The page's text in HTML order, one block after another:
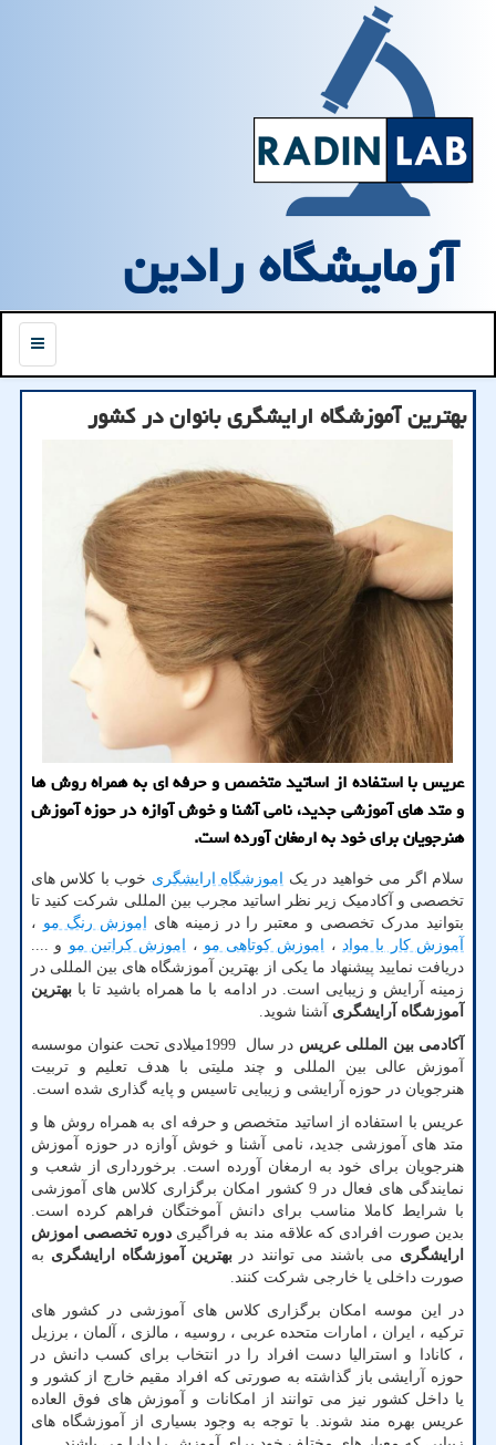
آزمایشگاه رادین
منو
بهترین آموزشگاه ارایشگری بانوان در كشور
عریس با استفاده از اساتید متخصص و حرفه ای به همراه روش ها
و متد های آموزشی جدید، نامی آشنا و خوش آوازه در حوزه آموزش
هنرجویان برای خود به ارمغان آورده است.
سلام اگر می خواهید در یک اموزشگاه ارایشگری خوب با کلاس های
تخصصی و آکادمیک زیر نظر اساتید مجرب بین المللی شرکت کنید تا
بتوانید مدرک تخصصی و معتبر را در زمینه های
اموزش رنگ مو ،
آموزش کار با مواد، اموزش کوتاهی مو ، اموزش کراتین مو و ....
دریافت نمایید پیشنهاد ما یکی از بهترین آموزشگاه های بین المللی در
زمینه آرایش و زیبایی است. در ادامه با ما همراه باشید تا با بهترین
آموزشگاه آرایشگری
آشنا شوید.
آکادمی بین المللی عریس در سال 1999میلادی تحت عنوان موسسه
آموزش عالی بین المللی و چند ملیتی با هدف تعلیم و تربیت
هنرجویان در حوزه آرایشی و زیبایی تاسیس و پایه گذاری شده است.
عریس با استفاده از اساتید متخصص و حرفه ای به همراه روش ها و
متد های آموزشی جدید، نامی آشنا و خوش آوازه در حوزه آموزش
هنرجویان برای خود به ارمغان آورده است. برخورداری از شعب و
نمایندگی های فعال در 9 کشور امکان برگزاری کلاس های آموزشی
با شرایط کاملا مناسب برای دانش آموختگان فراهم کرده است.
بدین صورت افرادی که علاقه مند به فراگیری دوره تخصصی اموزش
ارایشگری می باشند می توانند در بهترین آموزشگاه ارایشگری به
صورت داخلی یا خارجی شرکت کنند.
در این موسه امکان برگزاری کلاس های آموزشی در کشور های
ترکیه ، ایران ، امارات متحده عربی ، روسیه ، مالزی ، آلمان ، برزیل
، کانادا و استرالیا دست افراد را در انتخاب برای کسب دانش در
حوزه آرایشی باز گذاشته به صورتی که افراد مقیم خارج از کشور و
یا داخل کشور نیز می توانند از امکانات و آموزش های فوق العاده
عریس بهره مند شوند. با توجه به وجود بسیاری از آموزشگاه های